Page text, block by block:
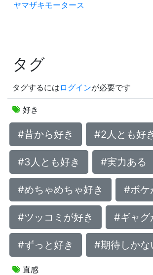
ヤマザキモータース
タグ
タグするには ログインが必要です
好き
#昔から好き #2人とも好
#3人とも好き #実力ある
#めちゃめちゃ好き #ボケ
#ツッコミが好き #ギャグ
#ずっと好き #期待しかな
直感